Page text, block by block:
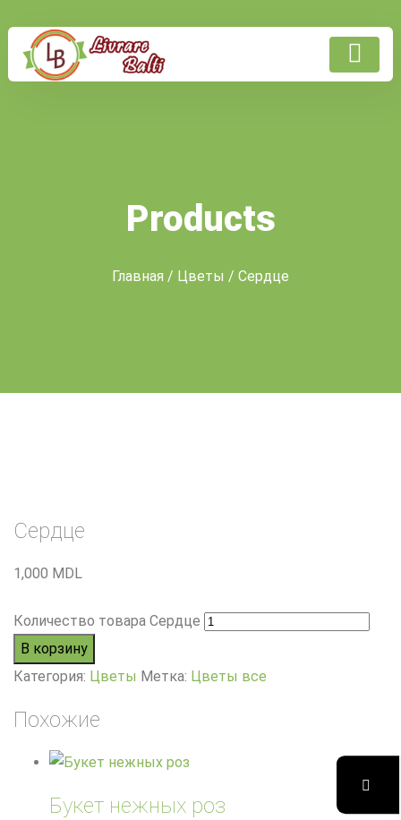
Products
Главная / Цветы / Сердце
Сердце
1,000 MDL
Количество товара Сердце
В корзину
Категория: Цветы Метка: Цветы все
Похожие
Букет нежных роз